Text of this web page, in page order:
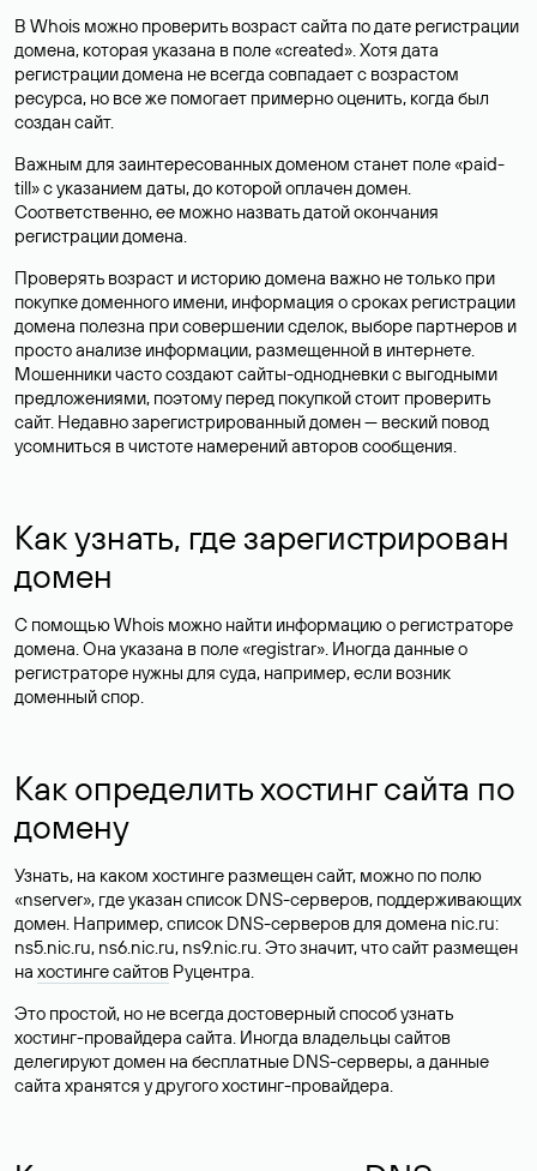
В Whois можно проверить возраст сайта по дате регистрации
домена, которая указана в поле «created». Хотя дата
регистрации домена не всегда совпадает с возрастом
ресурса, но все же помогает примерно оценить, когда был
создан сайт.
Важным для заинтересованных доменом станет поле «paid-
till» с указанием даты, до которой оплачен домен.
Соответственно, ее можно назвать датой окончания
регистрации домена.
Проверять возраст и историю домена важно не только при
покупке доменного имени, информация о сроках регистрации
домена полезна при совершении сделок, выборе партнеров и
просто анализе информации, размещенной в интернете.
Мошенники часто создают сайты-однодневки с выгодными
предложениями, поэтому перед покупкой стоит проверить
сайт. Недавно зарегистрированный домен — веский повод
усомниться в чистоте намерений авторов сообщения.
Как узнать, где зарегистрирован
домен
С помощью Whois можно найти информацию о регистраторе
домена. Она указана в поле «registrar». Иногда данные о
регистраторе нужны для суда, например, если возник
доменный спор.
Как определить хостинг сайта по
домену
Узнать, на каком хостинге размещен сайт, можно по полю
«nserver», где указан список DNS-серверов, поддерживающих
домен. Например, список DNS-серверов для домена nic.ru:
ns5.nic.ru, ns6.nic.ru, ns9.nic.ru. Это значит, что сайт размещен
на хостинге сайтов Руцентра.
Это простой, но не всегда достоверный способ узнать
хостинг-провайдера сайта. Иногда владельцы сайтов
делегируют домен на бесплатные DNS-серверы, а данные
сайта хранятся у другого хостинг-провайдера.